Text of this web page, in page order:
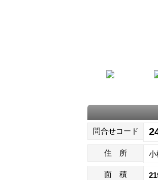
問合せコード
住 所 小
面 積